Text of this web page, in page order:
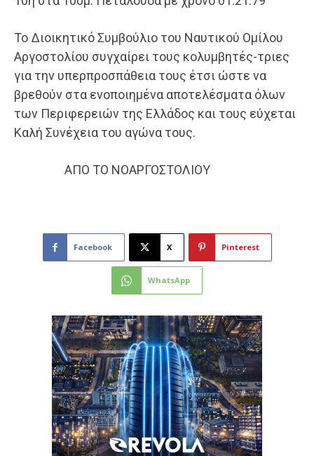
​Το Διοικητικό Συμβούλιο του Ναυτικού Ομίλου
Αργοστολίου συγχαίρει τους κολυμβητές-τριες
για την υπερπροσπάθεια τους έτσι ώστε να
βρεθούν στα ενοποιημένα αποτελέσματα όλων
των Περιφερειών της Ελλάδος και τους εύχεται
Καλή Συνέχεια του αγώνα τους.
​​​​​​​​ ΑΠΟ ΤΟ ΝΟΑΡΓΟΣΤΟΛΙΟΥ
Facebook X Pinterest
WhatsApp